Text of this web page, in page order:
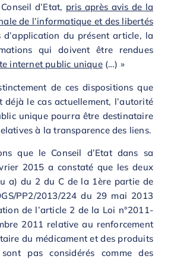
d’Etat, pris après avis de la
de l’informatique et des libertés
du présent article, la
qui doivent être rendues
internet public unique(…) »
de ces dispositions que
déjà le cas actuellement, l’autorité
unique pourra être destinataire
à la transparence des liens.
que le Conseil d’Etat dans sa
2015 a constaté que les deux
a) du 2 du C de la 1ère partie de
PP2/2013/224 du 29 mai 2013
de l’article 2 de la Loi n°2011-
2011 relative au renforcement
du médicament et des produits
pas considérés comme des